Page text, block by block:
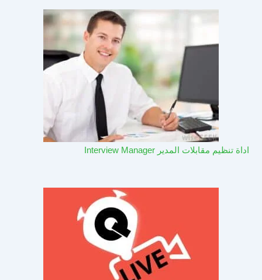
اداة تنظيم مقابلات المدير Interview Manager